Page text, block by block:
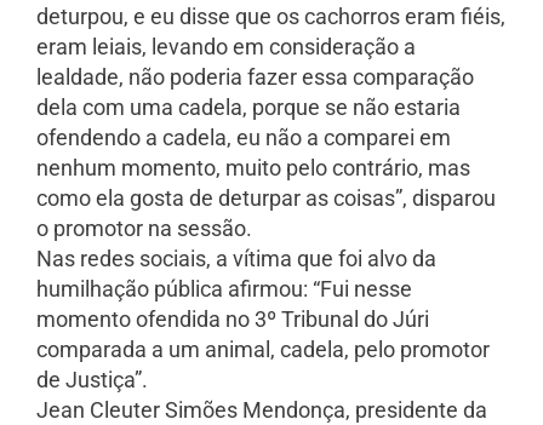
deturpou, e eu disse que os cachorros eram fiéis,
eram leiais, levando em consideração a
lealdade, não poderia fazer essa comparação
dela com uma cadela, porque se não estaria
ofendendo a cadela, eu não a comparei em
nenhum momento, muito pelo contrário, mas
como ela gosta de deturpar as coisas”, disparou
o promotor na sessão.
Nas redes sociais, a vítima que foi alvo da
humilhação pública afirmou: “Fui nesse
momento ofendida no 3º Tribunal do Júri
comparada a um animal, cadela, pelo promotor
de Justiça”.
Jean Cleuter Simões Mendonça, presidente da